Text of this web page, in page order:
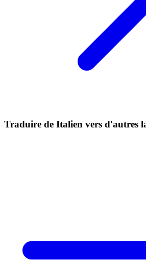
Traduire de Italien vers d'autres